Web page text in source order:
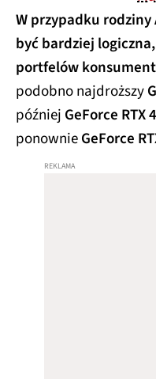
W przypadku
być bardziej
portfelów
podobno najdroższy
później GeForce RTX
ponownieGeForce